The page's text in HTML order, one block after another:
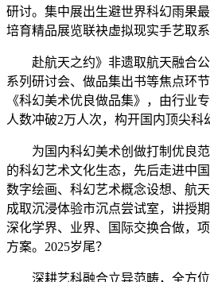
研讨。集中展出生避世界科幻雨果
培育精品展览联袂虚拟现实手艺取
赴航天之约》非遗取航天融合公
系列研讨会、做品集出书等焦点环
《科幻美术优良做品集》，由行业
人数冲破2万人次，构开国内顶尖科
为国内科幻美术创做打制优良范
的科幻艺术文化生态，先后走进中
数字绘画、科幻艺术概念设想、航
成取沉浸体验市沉点尝试室，讲授
深化学界、业界、国际交换合做，
方案。2025岁尾？
深耕艺科融合立异范畴，全方位